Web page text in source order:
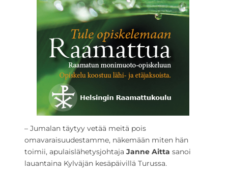
– Jumalan täytyy vetää meitä pois
omavaraisuudestamme, näkemään miten hän
toimii, apulaislähetysjohtaja Janne Aitta sanoi
lauantaina Kylväjän kesäpäivillä Turussa.